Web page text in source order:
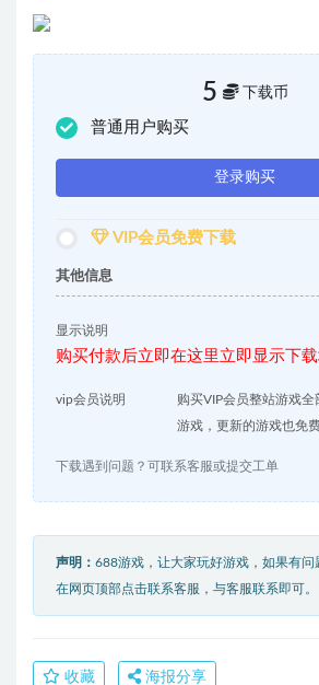
5 下载币
普通用户购买
登录购买
VIP会员免费下载
其他信息
显示说明
购买付款后立即在这里立即显示下
vip会员说明
购买VIP会员整站游戏
游戏，更新的游戏也免
下载遇到问题？可联系客服或提交工单
声明： 688游戏，让大家玩好游戏，如果有问
在网页顶部点击联系客服，与客服联系即可。
收藏 海报分享